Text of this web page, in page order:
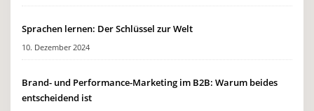
Sprachen lernen: Der Schlüssel zur Welt
10. Dezember 2024
Brand- und Performance-Marketing im B2B: Warum beides
entscheidend ist